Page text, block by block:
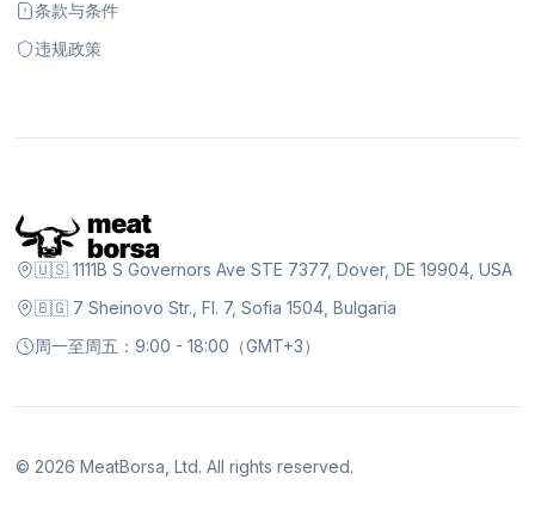
条款与条件
违规政策
🇺🇸 1111B S Governors Ave STE 7377, Dover, DE 19904, USA
🇧🇬 7 Sheinovo Str., Fl. 7, Sofia 1504, Bulgaria
周一至周五：9:00 - 18:00（GMT+3）
© 2026 MeatBorsa, Ltd. All rights reserved.